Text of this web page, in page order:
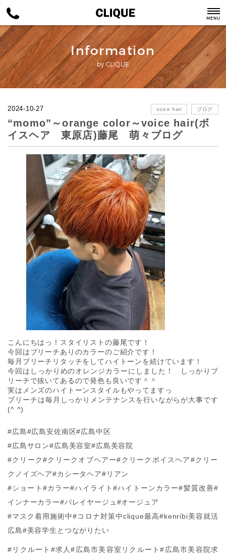
MENU
Information
by CLIQUE
2024-10-27 voice hair ブログ
“momo”～orange color～voice hair(ボ
イスヘア 東原店)藤尾 萌々ブログ
こんにちはっ！スタイリストの藤尾です！
今回はブリーチありのカラーのご紹介です！
毎月ブリーチリタッチをしてハイトーンを続けています！
今回はしっかりめのオレンジカラーにしました！ しっかりブ
リーチで抜いてあるので発色も良いです＾＾
実はメンズのハイトーンスタイルもやってますっ
ブリーチは毎月しっかりメンテナンスを行いながらが大事です
(^ ^)
#広島#広島安佐南区#広島中区
#広島サロン#広島美容室#広島美容院
#クリーク#クリークオブヘアー#クリークボイスヘア#クリー
クノイズヘア#カシータヘア#リアン
#ショート#カラー#ハイライト#ハイトーンカラー#髪質改善#
インナーカラー#バレイヤージュ#オージュア
#マスク着用施術中#コロナ対策中clique最高#kenribi美容就活
広島#美容学生とつながりたい
#リクルート#求人#広島市美容室リクルート#広島市美容院求